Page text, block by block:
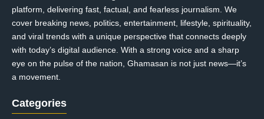
platform, delivering fast, factual, and fearless journalism. We
cover breaking news, politics, entertainment, lifestyle, spirituality,
and viral trends with a unique perspective that connects deeply
with today’s digital audience. With a strong voice and a sharp
eye on the pulse of the nation, Ghamasan is not just news—it’s
a movement.
Categories